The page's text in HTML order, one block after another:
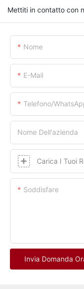
Mettiti in contatto con
Nome
E-Mail
Telefono/
Nome Dell'azienda
Carica I Tuoi
Soddisfare
Invia Domanda